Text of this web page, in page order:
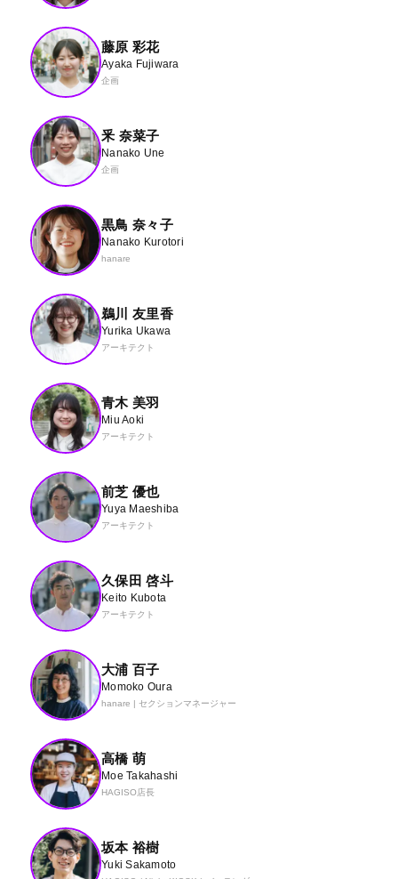
藤原 彩花
Ayaka Fujiwara
企画
釆 奈菜子
Nanako Une
企画
黒鳥 奈々子
Nanako Kurotori
hanare
鵜川 友里香
Yurika Ukawa
アーキテクト
青木 美羽
Miu Aoki
アーキテクト
前芝 優也
Yuya Maeshiba
アーキテクト
久保田 啓斗
Keito Kubota
アーキテクト
大浦 百子
Momoko Oura
hanare | セクションマネージャー
高橋 萌
Moe Takahashi
HAGISO店長
坂本 裕樹
Yuki Sakamoto